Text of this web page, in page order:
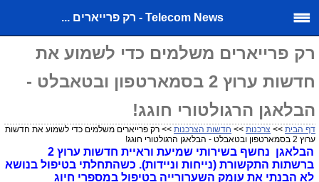
Telecom News - רק פרייארים ...
רק פרייארים משלמים כדי לשמוע את
חדשות ערוץ 2 בסמארטפון ובטאבלט -
הבלאגן הרגולטורי חוגג!
דף הבית >> צרכנות >> חדשות הצרכנות >> רק פרייארים משלמים כדי לשמוע את חדשות
ערוץ 2 בסמארטפון ובטאבלט - הבלאגן הרגולטורי חוגג!
הבלאגן נחשף בשירותי שמיעת וראיית חדשות ערוץ 2
ברשתות התקשורת (נייחות וניידות). כשהתחלתי בטיפול בנושא
לא הבנתי את עומק השערורייה בטיפול במספרי חיוג